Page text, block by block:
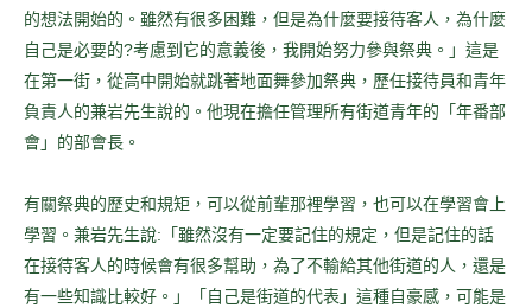
的想法開始的。雖然有很多困難，但是為什麼要接待客人，為什麼
自己是必要的?考慮到它的意義後，我開始努力參與祭典。」這是
在第一街，從高中開始就跳著地面舞參加祭典，歷任接待員和青年
負責人的兼岩先生說的。他現在擔任管理所有街道青年的「年番部
會」的部會長。
有關祭典的歷史和規矩，可以從前輩那裡學習，也可以在學習會上
學習。兼岩先生說:「雖然沒有一定要記住的規定，但是記住的話
在接待客人的時候會有很多幫助，為了不輸給其他街道的人，還是
有一些知識比較好。」「自己是街道的代表」這種自豪感，可能是